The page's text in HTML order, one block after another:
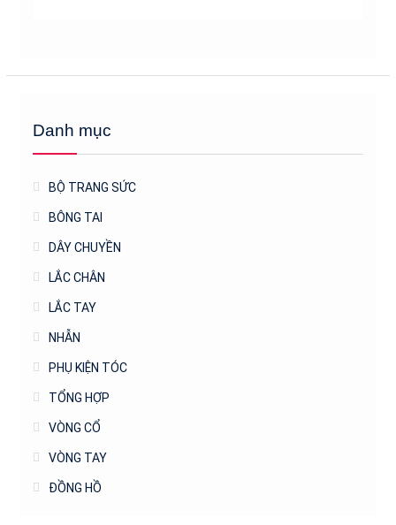
Danh mục
BỘ TRANG SỨC
BÔNG TAI
DÂY CHUYỀN
LẮC CHÂN
LẮC TAY
NHẪN
PHỤ KIỆN TÓC
TỔNG HỢP
VÒNG CỔ
VÒNG TAY
ĐỒNG HỒ